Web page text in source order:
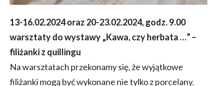
13-16.02.2024 oraz 20-23.02.2024, godz. 9.00
warsztaty do wystawy „Kawa, czy herbata …” –
filiżanki z quillingu
Na warsztatach przekonamy się, że wyjątkowe
filiżanki mogą być wykonane nie tylko z porcelany.